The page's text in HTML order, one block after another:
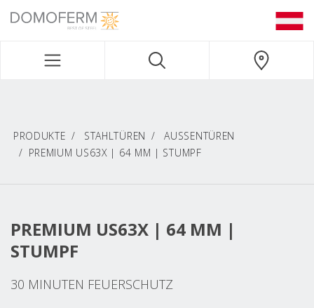
DOMOFERM NAVIGATION
PRODUKTE STAHLTÜREN
AUSSENTÜREN
PREMIUM US63X | 64 MM | STUMPF
PREMIUM US63X | 64 MM |
STUMPF
30 MINUTEN FEUERSCHUTZ